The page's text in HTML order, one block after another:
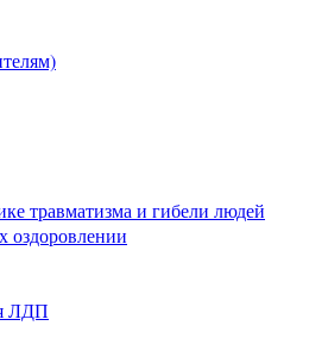
травматизма и гибели людей
оздоровлении
ЛДП